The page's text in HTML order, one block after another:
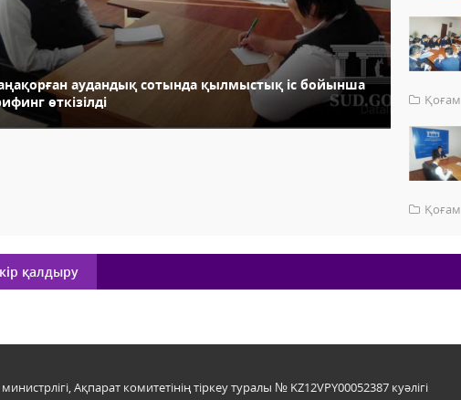
аудандық сотында қылмыстық іс бойынша
өткізілді
Қоғам
Қоғам
қалдыру
Ақпарат комитетінің тіркеу туралы № KZ12VPY00052387 куәлігі